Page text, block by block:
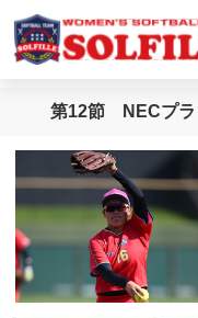
第12節 NECプラ